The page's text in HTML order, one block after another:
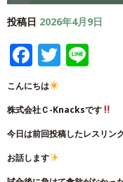
投稿日 2026年4月9日
Facebook
こんにちは
株式会社Ｃ-Knacksです
今日は前回投稿したレスリン
お話します